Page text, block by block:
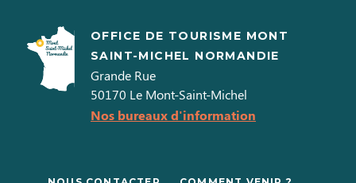
OFFICE DE TOURISME MONT
SAINT-MICHEL NORMANDIE
Grande Rue
50170 Le Mont-Saint-Michel
Nos bureaux d'information